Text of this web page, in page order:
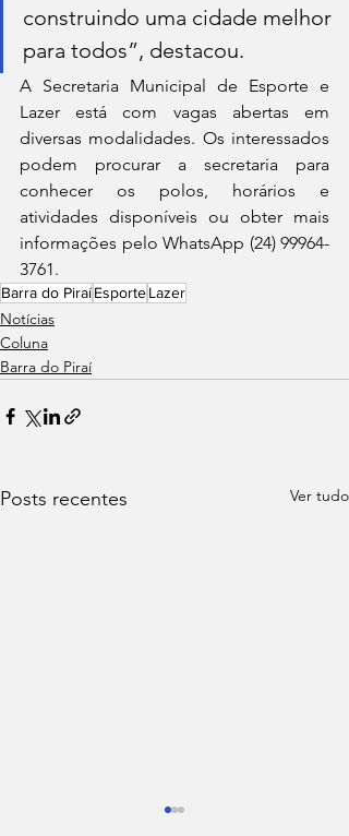
construindo uma cidade melhor
para todos”, destacou.
A Secretaria Municipal de Esporte e
Lazer está com vagas abertas em
diversas modalidades. Os interessados
podem procurar a secretaria para
conhecer os polos, horários e
atividades disponíveis ou obter mais
informações pelo WhatsApp (24) 99964-
3761.
Barra do PiraíEsporteLazer
Notícias
Coluna
Barra do Piraí
Posts recentes Ver tudo